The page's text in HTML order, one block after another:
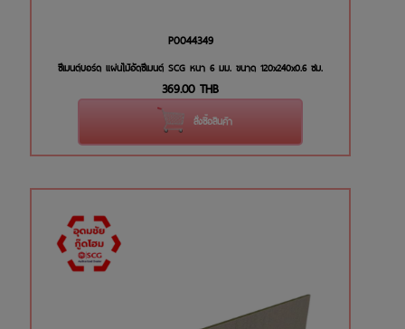
P0044349
ซีเมนต์บอร์ด แผ่นไม้อัดซีเมนต์ SCG หนา 6 มม. ขนาด 120x240x0.6 ซม.
369.00 THB
สั่งซื้อสินค้า